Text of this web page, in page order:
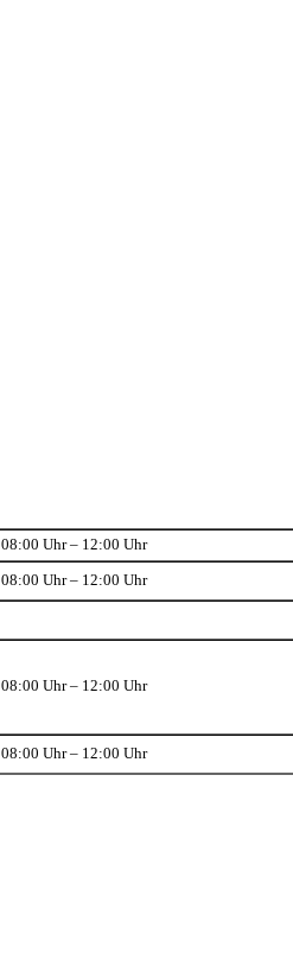
08:00 Uhr – 12:00 Uhr
08:00 Uhr – 12:00 Uhr
08:00 Uhr – 12:00 Uhr
08:00 Uhr – 12:00 Uhr